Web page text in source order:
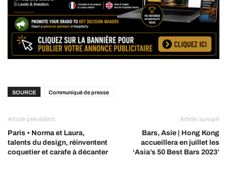
SOURCE Communiqué de presse
Article précédent
Paris • Norma et Laura,
talents du design, réinventent
coquetier et carafe à décanter
Article suivant
Bars, Asie | Hong Kong
accueillera en juillet les
‘Asia’s 50 Best Bars 2023’